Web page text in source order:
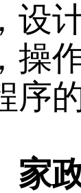
设
操
序
家